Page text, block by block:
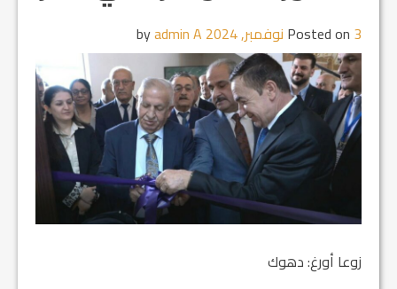
Posted on 3 نوفمبر, 2024 admin A
زوعا أورغ: دهوك